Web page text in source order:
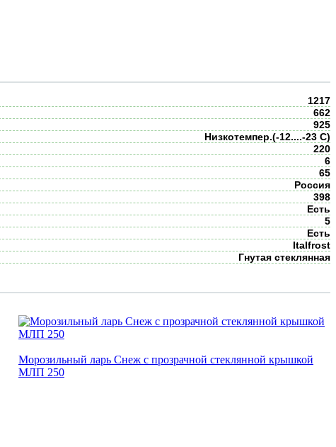
1217
662
925
Низкотемпер.(-12....-23 С)
220
6
65
Россия
398
Есть
5
Есть
Italfrost
Гнутая стеклянная
Морозильный ларь Снеж с прозрачной стеклянной крышкой
МЛП 250